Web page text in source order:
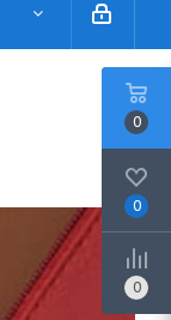
0
0
0